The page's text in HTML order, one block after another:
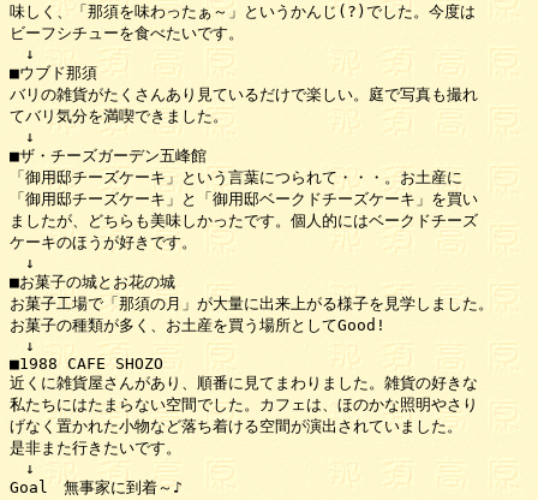
味しく、「那須を味わったぁ～」というかんじ(?)でした。今度は
ビーフシチューを食べたいです。
↓
■ウブド那須
バリの雑貨がたくさんあり見ているだけで楽しい。庭で写真も撮れ
てバリ気分を満喫できました。
↓
■ザ・チーズガーデン五峰館
「御用邸チーズケーキ」という言葉につられて・・・。お土産に
「御用邸チーズケーキ」と「御用邸ベークドチーズケーキ」を買い
ましたが、どちらも美味しかったです。個人的にはベークドチーズ
ケーキのほうが好きです。
↓
■お菓子の城とお花の城
お菓子工場で「那須の月」が大量に出来上がる様子を見学しました。
お菓子の種類が多く、お土産を買う場所としてGood!
↓
■1988 CAFE SHOZO
近くに雑貨屋さんがあり、順番に見てまわりました。雑貨の好きな
私たちにはたまらない空間でした。カフェは、ほのかな照明やさり
げなく置かれた小物など落ち着ける空間が演出されていました。
是非また行きたいです。
↓
Goal　無事家に到着～♪